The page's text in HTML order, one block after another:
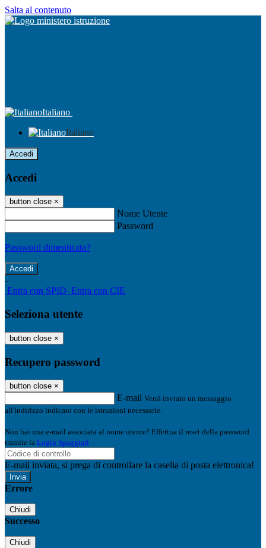
Salta al contenuto
Italiano
Italiano
Accedi
Accedi
button close ×
Nome Utente
Password
Password dimenticata?
-
Entra con SPID Entra con CIE
Seleziona utente
button close ×
Recupero password
button close ×
E-mail Verrà inviato un messaggio
all'indirizzo indicato con le istruzioni necessarie.
Non hai una e-mail associata al nome utente? Effettua il reset della password
tramite la Login Spaggiari
E-mail inviata, si prega di controllare la casella di posta elettronica!
Errore
Chiudi
Successo
Chiudi